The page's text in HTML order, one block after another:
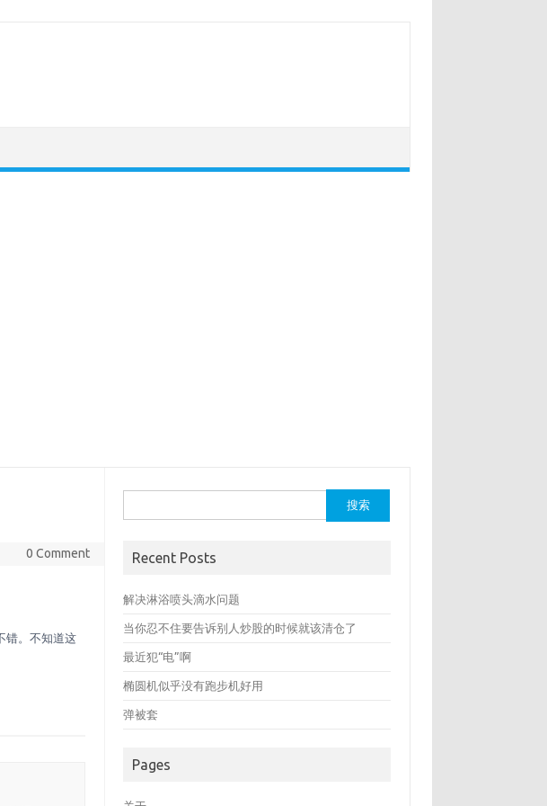
0 Comment
错。不知道这
索：
Recent Posts
解决淋浴喷头滴水问题
当你忍不住要告诉别人炒股的时候就该清仓了
最近犯“电”啊
椭圆机似乎没有跑步机好用
弹被套
Pages